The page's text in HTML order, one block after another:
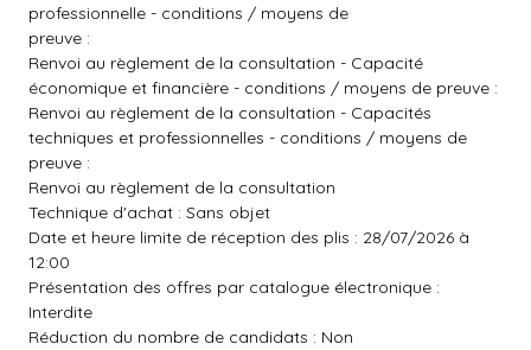
professionnelle - conditions / moyens de
preuve :
Renvoi au règlement de la consultation - Capacité
économique et financière - conditions / moyens de preuve :
Renvoi au règlement de la consultation - Capacités
techniques et professionnelles - conditions / moyens de
preuve :
Renvoi au règlement de la consultation
Technique d'achat : Sans objet
Date et heure limite de réception des plis : 28/07/2026 à
12:00
Présentation des offres par catalogue électronique :
Interdite
Réduction du nombre de candidats : Non